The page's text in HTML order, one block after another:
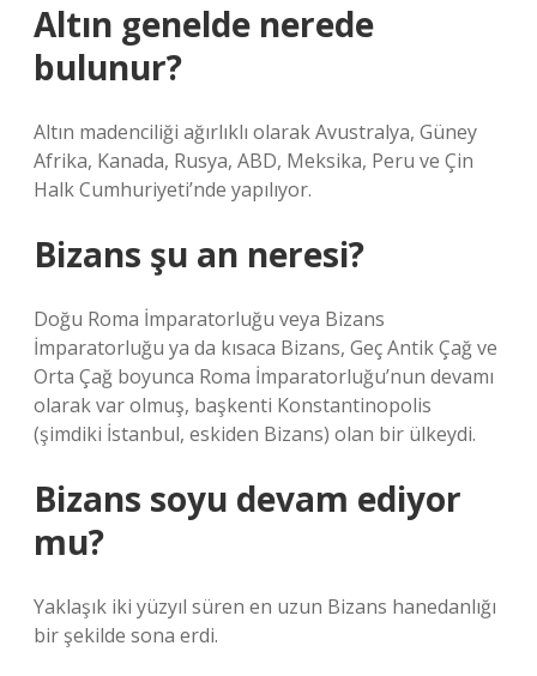
Altın genelde nerede
bulunur?
Altın madenciliği ağırlıklı olarak Avustralya, Güney
Afrika, Kanada, Rusya, ABD, Meksika, Peru ve Çin
Halk Cumhuriyeti’nde yapılıyor.
Bizans şu an neresi?
Doğu Roma İmparatorluğu veya Bizans
İmparatorluğu ya da kısaca Bizans, Geç Antik Çağ ve
Orta Çağ boyunca Roma İmparatorluğu’nun devamı
olarak var olmuş, başkenti Konstantinopolis
(şimdiki İstanbul, eskiden Bizans) olan bir ülkeydi.
Bizans soyu devam ediyor
mu?
Yaklaşık iki yüzyıl süren en uzun Bizans hanedanlığı
bir şekilde sona erdi.